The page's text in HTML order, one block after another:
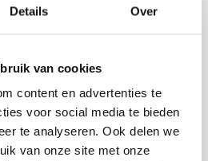
Details Over
van cookies
content en advertenties te
voor social media te bieden
te analyseren. Ook delen we
van onze site met onze